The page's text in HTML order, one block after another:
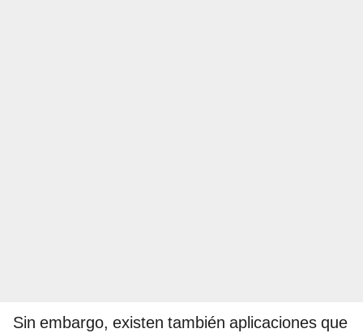
Sin embargo, existen también aplicaciones que